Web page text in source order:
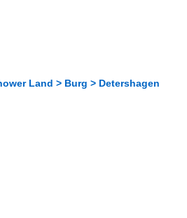
Land > Burg > Detershagen